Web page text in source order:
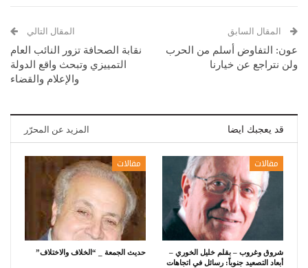
المقال السابق
عون: التفاوض أسلم من الحرب
ولن نتراجع عن خيارنا
المقال التالي
نقابة الصحافة تزور النائب العام
التمييزي وتبحث واقع الدولة
والإعلام والقضاء
قد يعجبك ايضا المزيد عن المحرّر
مقالات
شروق وغروب – بقلم خليل الخوري –
أبعاد التصعيد جنوباً: رسائل في اتجاهات
مقالات
حديث الجمعة _ “الخلاف والاختلاف”